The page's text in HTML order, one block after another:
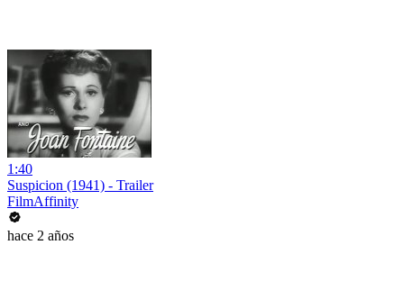
1:40
Suspicion (1941) - Trailer
FilmAffinity
hace 2 años